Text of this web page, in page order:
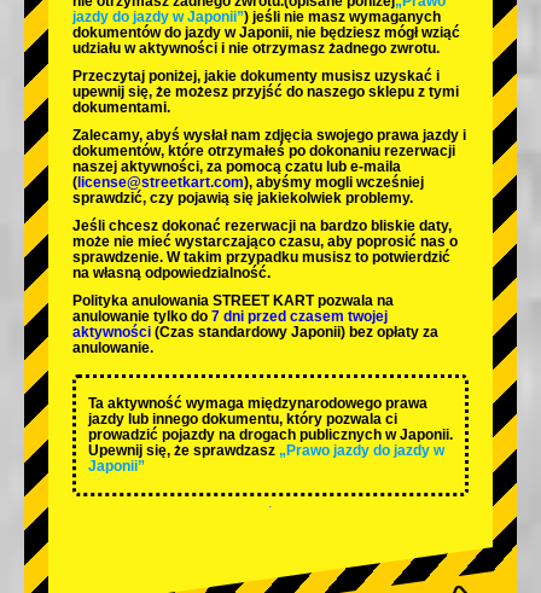
jazdy do jazdy w Japonii”) jeśli nie masz wymaganych
dokumentów do jazdy w Japonii, nie będziesz mógł wziąć
udziału w aktywności i nie otrzymasz żadnego zwrotu.
Przeczytaj poniżej, jakie dokumenty musisz uzyskać i
upewnij się, że możesz przyjść do naszego sklepu z tymi
dokumentami.
Zalecamy, abyś wysłał nam zdjęcia swojego prawa jazdy i
dokumentów, które otrzymałeś po dokonaniu rezerwacji
naszej aktywności, za pomocą czatu lub e-maila
( license@streetkart.com), abyśmy mogli wcześniej
sprawdzić, czy pojawią się jakiekolwiek problemy.
Jeśli chcesz dokonać rezerwacji na bardzo bliskie daty,
może nie mieć wystarczająco czasu, aby poprosić nas o
sprawdzenie. W takim przypadku musisz to potwierdzić
na własną odpowiedzialność.
Polityka anulowania STREET KART pozwala na
anulowanie tylko do 7 dni przed czasem twojej
aktywności (Czas standardowy Japonii) bez opłaty za
anulowanie.
Ta aktywność wymaga międzynarodowego prawa
jazdy lub innego dokumentu, który pozwala ci
prowadzić pojazdy na drogach publicznych w Japonii.
Upewnij się, że sprawdzasz „Prawo jazdy do jazdy w
Japonii”